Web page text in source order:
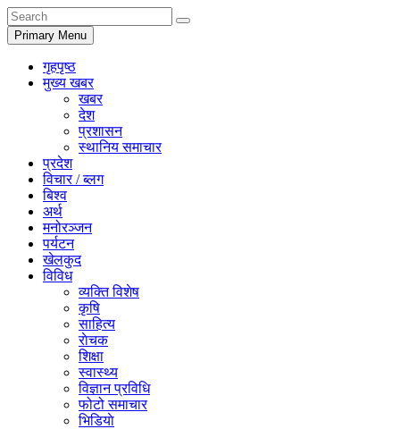
Primary Menu
गृहपृष्ठ
मुख्य खबर
खबर
देश
प्रशासन
स्थानिय समाचार
प्रदेश
विचार / ब्लग
बिश्व
अर्थ
मनोरञ्जन
पर्यटन
खेलकुद
विविध
व्यक्ति विशेष
कृषि
साहित्य
राेचक
शिक्षा
स्वास्थ्य
विज्ञान प्रविधि
फोटो समाचार
भिडियाे